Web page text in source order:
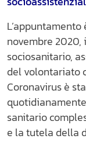
novembre 2020,
sociosanitario,
del volontariato
Coronavirus è
sanitario
e la tutela della